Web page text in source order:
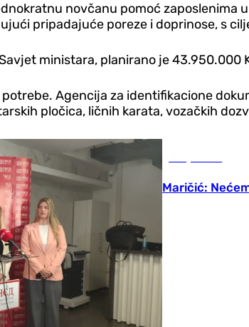
novčanu pomoć
pripadajuće poreze i doprinose, s
ministara, planirano je 43.950.000
Agencija za identifikacione
pločica, ličnih karata, vozačkih
Maričić: